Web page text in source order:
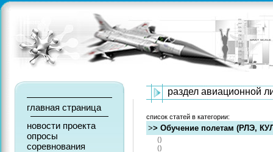
главная страница
новости проекта
опросы
соревнования
раздел авиационной
список статей в категории:
>> Обучение полетам (РЛЭ,
()
()